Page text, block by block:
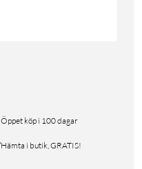
Öppet köp i 100 dagar
Hämta i butik, GRATIS!